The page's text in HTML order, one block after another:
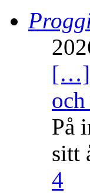
[…]
På
sitt
4